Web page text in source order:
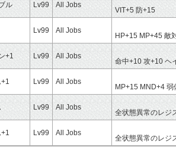
ル Lv99 All Jobs
VIT+5 防+15
Lv99 All Jobs
HP+15 MP+45 敵
+1 Lv99 All Jobs
命中+10 攻+10 ヘ
Lv99 All Jobs
MP+15 MND+4 弱
Lv99 All Jobs
全状態異常のレジ
Lv99 All Jobs
全状態異常のレジ